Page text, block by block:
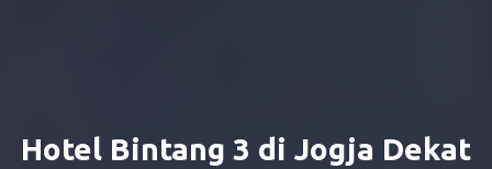
Hotel Bintang 3 di Jogja Dekat